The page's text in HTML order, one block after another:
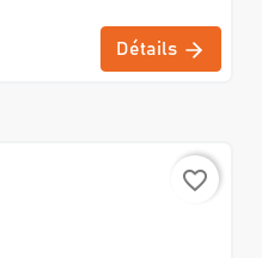
Détails
favorite_border